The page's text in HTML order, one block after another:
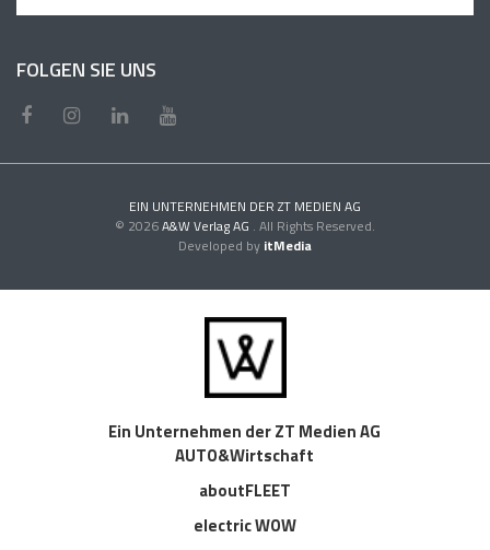
FOLGEN SIE UNS
EIN UNTERNEHMEN DER ZT MEDIEN AG
© 2026A&W Verlag AG . All Rights Reserved.
Developed by itMedia
Ein Unternehmen der ZT Medien AG
AUTO&Wirtschaft
aboutFLEET
electric WOW